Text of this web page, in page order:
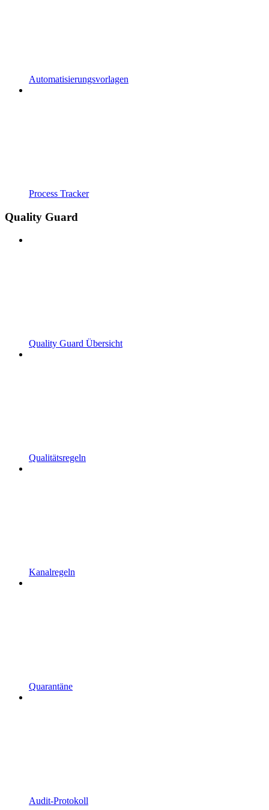
Automatisierungsvorlagen
Process Tracker
Quality Guard
Quality Guard Übersicht
Qualitätsregeln
Kanalregeln
Quarantäne
Audit-Protokoll